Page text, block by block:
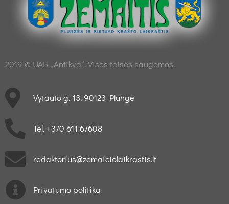
2019 © UAB „Antikva“. Visos teisės saugomos.
Vytauto g. 13, 90123 Plungė
Tel. +370 611 67608
redaktorius@zemaiciolaikrastis.lt
Privatumo politika